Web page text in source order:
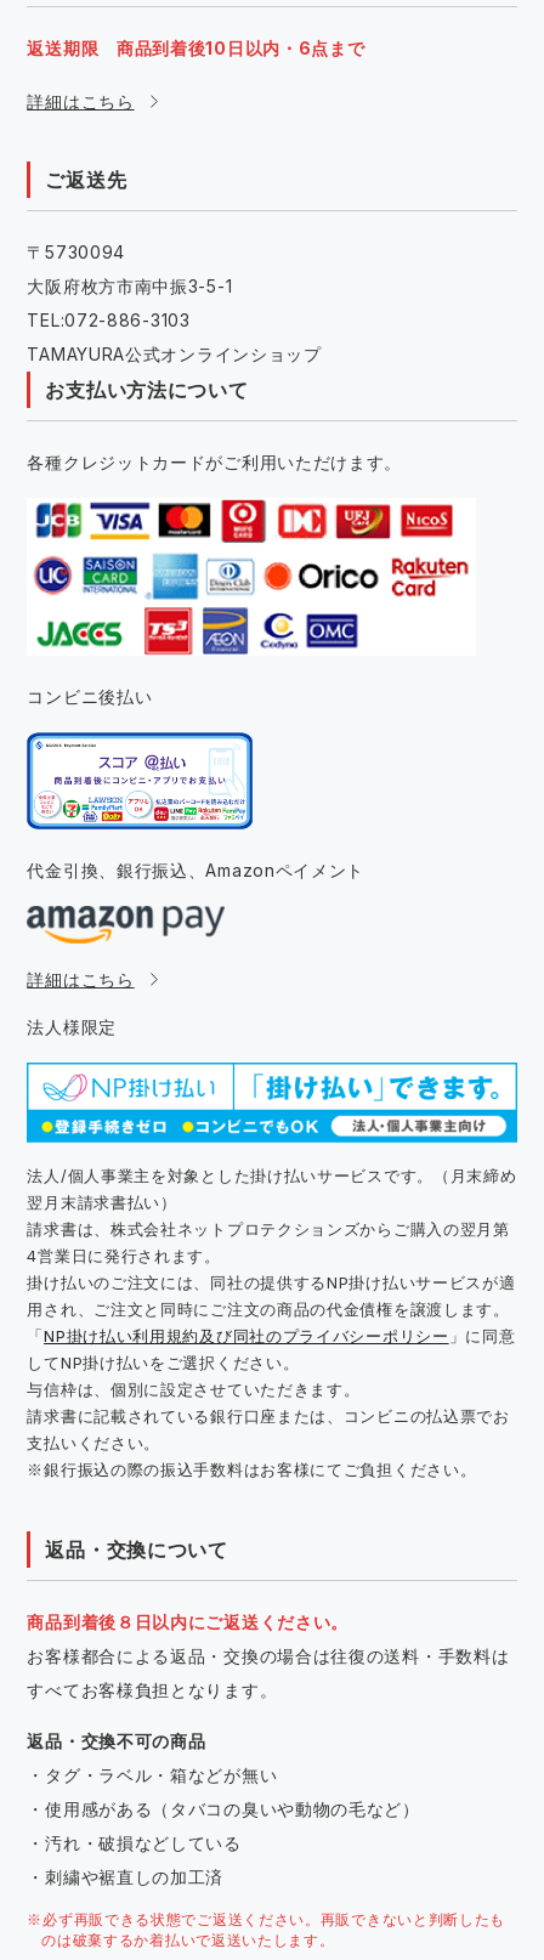
返送期限 商品到着後10日以内・6点まで
詳細はこちら
ご返送先
〒5730094
大阪府枚方市南中振3-5-1
TEL:072-886-3103
TAMAYURA公式オンラインショップ
お支払い方法について
各種クレジットカードがご利用いただけます。
コンビニ後払い
代金引換、銀行振込、Amazonペイメント
詳細はこちら
法人様限定
法人/個人事業主を対象とした掛け払いサービスです。（月末締め
翌月末請求書払い）
請求書は、株式会社ネットプロテクションズからご購入の翌月第
4営業日に発行されます。
掛け払いのご注文には、同社の提供するNP掛け払いサービスが適
用され、ご注文と同時にご注文の商品の代金債権を譲渡します。
「NP掛け払い利用規約及び同社のプライバシーポリシー 」に同意
してNP掛け払いをご選択ください。
与信枠は、個別に設定させていただきます。
請求書に記載されている銀行口座または、コンビニの払込票でお
支払いください。
※銀行振込の際の振込手数料はお客様にてご負担ください。
返品・交換について
商品到着後８日以内にご返送ください。
お客様都合による返品・交換の場合は往復の送料・手数料は
すべてお客様負担となります。
返品・交換不可の商品
・タグ・ラベル・箱などが無い
・使用感がある（タバコの臭いや動物の毛など）
・汚れ・破損などしている
・刺繍や裾直しの加工済
※必ず再販できる状態でご返送ください。再販できないと判断したも
のは破棄するか着払いで返送いたします。